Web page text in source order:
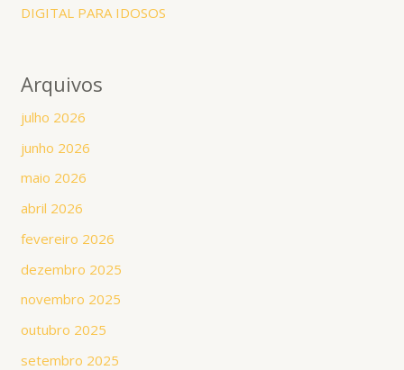
DIGITAL PARA IDOSOS
Arquivos
julho 2026
junho 2026
maio 2026
abril 2026
fevereiro 2026
dezembro 2025
novembro 2025
outubro 2025
setembro 2025